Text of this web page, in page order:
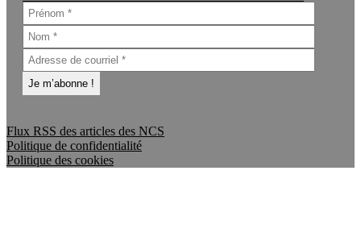
Flux RSS des articles des NCS
Politique de confidentialité
Politique des cookies